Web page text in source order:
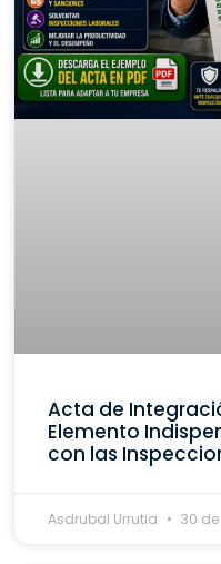
Acta de
Elemento
con las
Asdrubal Urrutia 30